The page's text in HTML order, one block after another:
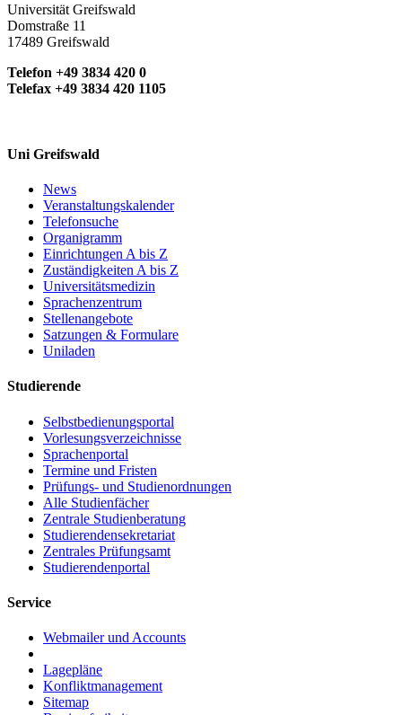
Universität Greifswald
Domstraße 11
17489 Greifswald
Telefon +49 3834 420 0
Telefax +49 3834 420 1105
Uni Greifswald
News
Veranstaltungskalender
Telefonsuche
Organigramm
Einrichtungen A bis Z
Zuständigkeiten A bis Z
Universitätsmedizin
Sprachenzentrum
Stellenangebote
Satzungen & Formulare
Uniladen
Studierende
Selbstbedienungsportal
Vorlesungsverzeichnisse
Sprachenportal
Termine und Fristen
Prüfungs- und Studienordnungen
Alle Studienfächer
Zentrale Studienberatung
Studierendensekretariat
Zentrales Prüfungsamt
Studierendenportal
Service
Webmailer und Accounts
Lagepläne
Konfliktmanagement
Sitemap